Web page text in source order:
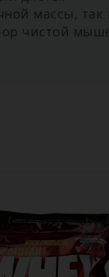
массы, так
чистой